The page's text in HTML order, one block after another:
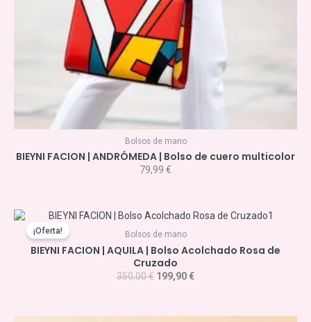
Bolsos de mano
BIEYNI FACION | ANDRÓMEDA | Bolso de cuero multicolor
79,99 €
¡Oferta! Bolsos de mano
BIEYNI FACION | AQUILA | Bolso Acolchado Rosa de
Cruzado
350,00€
El
precio
era:
350,00 €.
199,90 €
El
es: